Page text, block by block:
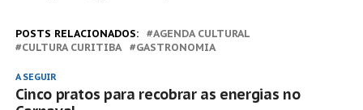
POSTS RELACIONADOS:
AGENDA CULTURAL
CULTURA CURITIBA
GASTRONOMIA
A SEGUIR
Cinco pratos para recobrar as energias no